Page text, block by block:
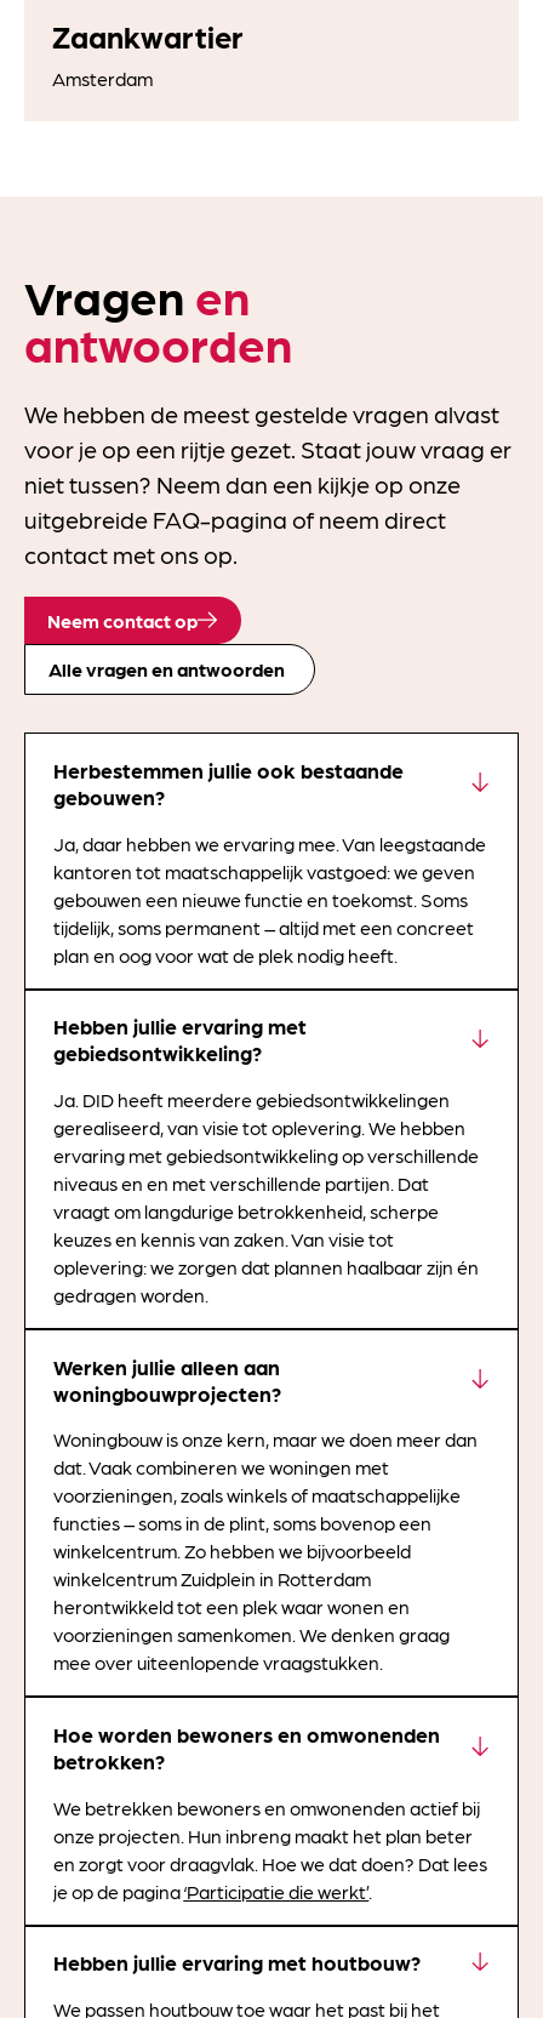
Zaankwartier
Amsterdam
Vragen en
antwoorden
We hebben de meest gestelde vragen alvast
voor je op een rijtje gezet. Staat jouw vraag er
niet tussen? Neem dan een kijkje op onze
uitgebreide FAQ-pagina of neem direct
contact met ons op.
Neem contact op
Alle vragen en antwoorden
Herbestemmen jullie ook bestaande
gebouwen?
Ja, daar hebben we ervaring mee. Van leegstaande
kantoren tot maatschappelijk vastgoed: we geven
gebouwen een nieuwe functie en toekomst. Soms
tijdelijk, soms permanent – altijd met een concreet
plan en oog voor wat de plek nodig heeft.
Hebben jullie ervaring met
gebiedsontwikkeling?
Ja. DID heeft meerdere gebiedsontwikkelingen
gerealiseerd, van visie tot oplevering. We hebben
ervaring met gebiedsontwikkeling op verschillende
niveaus en en met verschillende partijen. Dat
vraagt om langdurige betrokkenheid, scherpe
keuzes en kennis van zaken. Van visie tot
oplevering: we zorgen dat plannen haalbaar zijn én
gedragen worden.
Werken jullie alleen aan
woningbouwprojecten?
Woningbouw is onze kern, maar we doen meer dan
dat. Vaak combineren we woningen met
voorzieningen, zoals winkels of maatschappelijke
functies – soms in de plint, soms bovenop een
winkelcentrum. Zo hebben we bijvoorbeeld
winkelcentrum Zuidplein in Rotterdam
herontwikkeld tot een plek waar wonen en
voorzieningen samenkomen. We denken graag
mee over uiteenlopende vraagstukken.
Hoe worden bewoners en omwonenden
betrokken?
We betrekken bewoners en omwonenden actief bij
onze projecten. Hun inbreng maakt het plan beter
en zorgt voor draagvlak. Hoe we dat doen? Dat lees
je op de pagina‘Participatie die werkt’.
Hebben jullie ervaring met houtbouw?
We passen houtbouw toe waar het past bij het